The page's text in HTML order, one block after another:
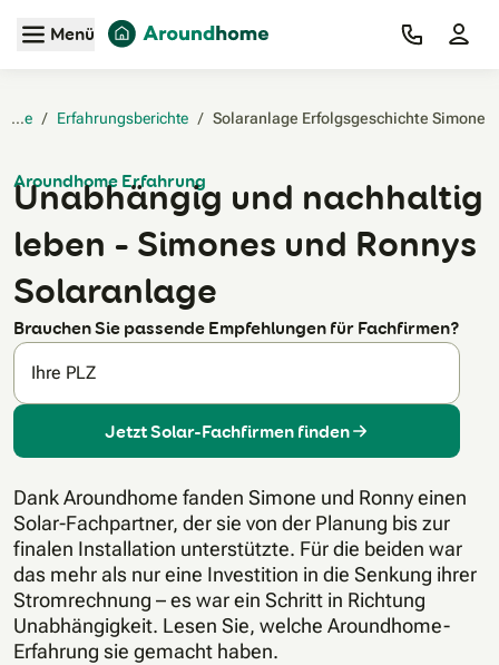
Zum Hauptinhalt
Menü
Home / Erfahrungsberichte / Solaranlage Erfolgsgeschichte Simone‎
Aroundhome Erfahrung
Unabhängig und nachhaltig
leben – Simones und Ronnys
Solaranlage
Brauchen Sie passende Empfehlungen für Fachfirmen?
Ihre PLZ
Jetzt Solar-Fachfirmen finden
Dank Aroundhome fanden Simone und Ronny einen
Solar-Fachpartner, der sie von der Planung bis zur
finalen Installation unterstützte. Für die beiden war
das mehr als nur eine Investition in die Senkung ihrer
Stromrechnung – es war ein Schritt in Richtung
Unabhängigkeit. Lesen Sie, welche Aroundhome-
Erfahrung sie gemacht haben.